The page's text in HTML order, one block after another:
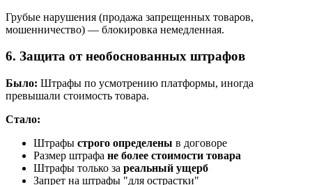
Грубые нарушения (продажа запрещенных товаров,
мошенничество) — блокировка немедленная.
6. Защита от необоснованных штрафов
Было: Штрафы по усмотрению платформы, иногда
превышали стоимость товара.
Стало:
Штрафы строго определены в договоре
Размер штрафа не более стоимости товара
Штрафы только за реальный ущерб
Запрет на штрафы "для острастки"